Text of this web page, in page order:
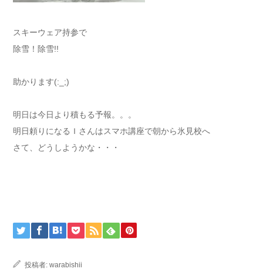
スキーウェア持参で
除雪！除雪!!
助かります(:_;)
明日は今日より積もる予報。。。
明日頼りになるＩさんはスマホ講座で朝から氷見校へ
さて、どうしようかな・・・
投稿者: warabishii